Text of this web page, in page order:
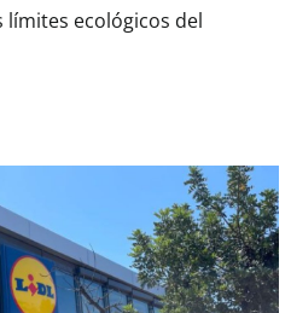
ecológicos del